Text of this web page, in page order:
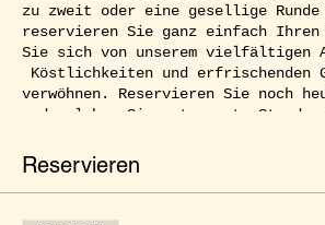
zu zweit oder eine gesellige
reservieren Sie ganz einfach Ihren
Sie sich von unserem vielfältigen
Köstlichkeiten und erfrischenden
verwöhnen. Reservieren Sie noch
und erleben Sie entspannte Stunden
Reservieren